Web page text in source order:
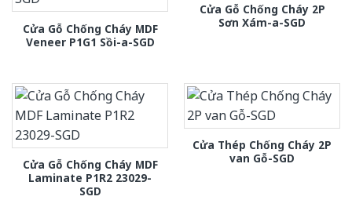
Cửa Gỗ Chống Cháy MDF
Veneer P1G1 Sồi-a-SGD
Cửa Gỗ Chống Cháy 2P
Sơn Xám-a-SGD
Cửa Gỗ Chống Cháy MDF
Laminate P1R2 23029-
SGD
Cửa Thép Chống Cháy 2P
van Gỗ-SGD